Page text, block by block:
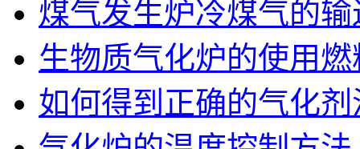
煤气发生炉冷煤气的输
生物质气化炉的使用
如何得到正确的气化